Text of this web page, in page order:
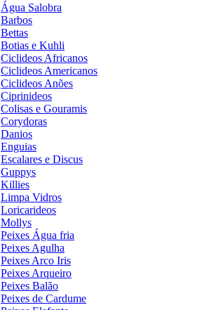
Água Salobra
Barbos
Bettas
Botias e Kuhli
Ciclideos Africanos
Ciclideos Americanos
Ciclideos Anões
Ciprinideos
Colisas e Gouramis
Corydoras
Danios
Enguias
Escalares e Discus
Guppys
Killies
Limpa Vidros
Loricarideos
Mollys
Peixes Água fria
Peixes Agulha
Peixes Arco Iris
Peixes Arqueiro
Peixes Balão
Peixes de Cardume